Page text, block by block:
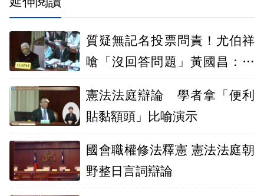
質疑無記名投票問責！尤伯祥
嗆「沒回答問題」黃國昌：答
憲法法庭辯論 學者拿「便利
貼黏額頭」比喻演示
國會職權修法釋憲 憲法法庭朝
野整日言詞辯論